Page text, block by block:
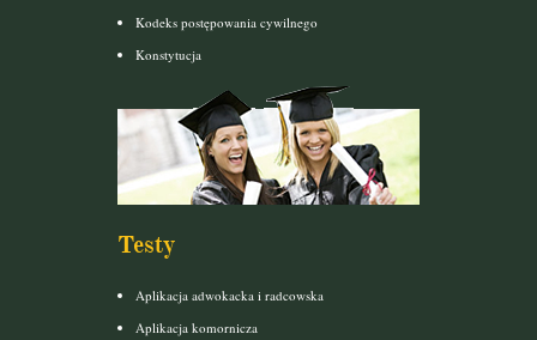
Kodeks postępowania cywilnego
Konstytucja
Testy
Aplikacja adwokacka i radcowska
Aplikacja komornicza